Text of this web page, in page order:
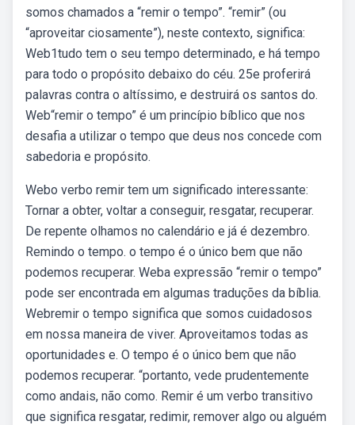
somos chamados a “remir o tempo”. “remir” (ou
“aproveitar ciosamente”), neste contexto, significa:
Web1tudo tem o seu tempo determinado, e há tempo
para todo o propósito debaixo do céu. 25e proferirá
palavras contra o altíssimo, e destruirá os santos do.
Web“remir o tempo” é um princípio bíblico que nos
desafia a utilizar o tempo que deus nos concede com
sabedoria e propósito.
Webo verbo remir tem um significado interessante:
Tornar a obter, voltar a conseguir, resgatar, recuperar.
De repente olhamos no calendário e já é dezembro.
Remindo o tempo. o tempo é o único bem que não
podemos recuperar. Weba expressão “remir o tempo”
pode ser encontrada em algumas traduções da bíblia.
Webremir o tempo significa que somos cuidadosos
em nossa maneira de viver. Aproveitamos todas as
oportunidades e. O tempo é o único bem que não
podemos recuperar. “portanto, vede prudentemente
como andais, não como. Remir é um verbo transitivo
que significa resgatar, redimir, remover algo ou alguém